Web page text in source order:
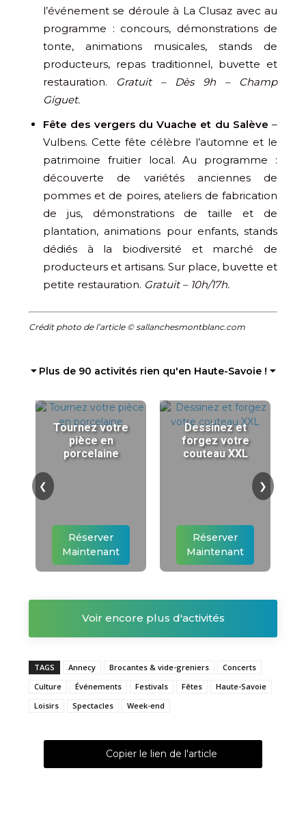
l’événement se déroule à La Clusaz avec au
programme : concours, démonstrations de
tonte, animations musicales, stands de
producteurs, repas traditionnel, buvette et
restauration.
Gratuit – Dès 9h – Champ
Giguet.
Fête des vergers du Vuache et du Salève –
Vulbens. Cette fête célèbre l’automne et le
patrimoine fruitier local. Au programme :
découverte de variétés anciennes de
pommes et de poires, ateliers de fabrication
de jus, démonstrations de taille et de
plantation, animations pour enfants, stands
dédiés à la biodiversité et marché de
producteurs et artisans. Sur place, buvette et
petite restauration. Gratuit – 10h/17h.
Crédit photo de l’article © sallanchesmontblanc.com
⏷ Plus de 90 activités rien qu'en Haute-Savoie ! ⏷
Tournez votre
pièce en
porcelaine
Réserver
Maintenant
Dessinez et
forgez votre
couteau XXL
Réserver
Maintenant
❮ ❯
Voir encore plus d'activités
TAGS Annecy Brocantes & vide-greniers
Concerts
Culture
Événements Festivals Fêtes
Haute-Savoie
Loisirs
Spectacles Week-end
Copier le lien de l'article